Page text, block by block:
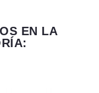
EN LA